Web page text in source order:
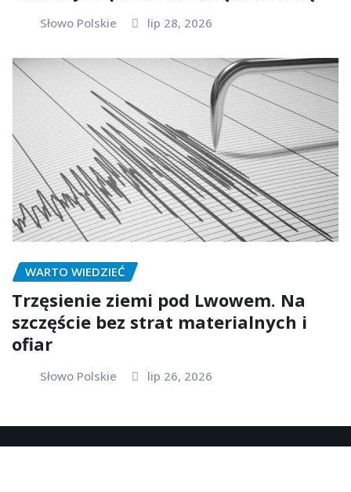
Słowo Polskie lip 28, 2026
WARTO WIEDZIEĆ
Trzęsienie ziemi pod Lwowem. Na
szczęście bez strat materialnych i
ofiar
Słowo Polskie lip 26, 2026